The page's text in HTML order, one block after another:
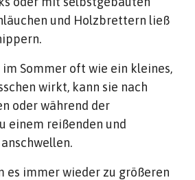
und Holzbrettern ließ
Sommer oft wie ein kleines,
wirkt, kann sie nach
oder während der
einem reißenden und
es immer wieder zu größeren